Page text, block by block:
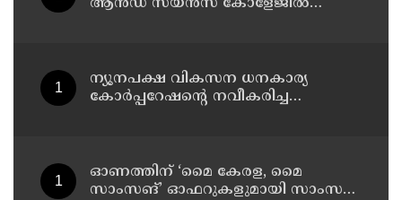
ആൻഡ് സയൻസ് കോളേജിൽ
ന്യൂനപക്ഷ വികസന ധനകാര്യ
കോർപ്പറേഷന്റെ നവീകരിച്ച
ഓണത്തിന് ‘മൈ കേരള, മൈ
സാംസങ്’ ഓഫറുകളുമായി സാംസങ്